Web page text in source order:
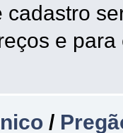
cadastro
e
/